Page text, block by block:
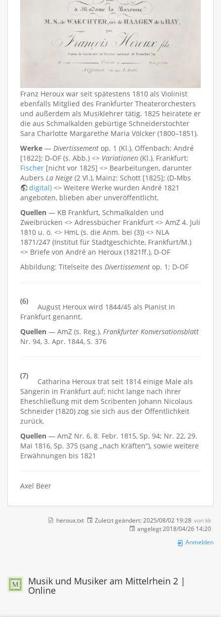
Franz Heroux war seit spätestens 1810 als Violinist
ebenfalls Mitglied des Frankfurter Theaterorchesters
und außerdem als Musiklehrer tätig. 1825 heiratete er
die aus Schmalkalden gebürtige Schneiderstochter
Sara Charlotte Margarethe Maria Völcker (1800–1851).
Werke — Divertissement op. 1 (Kl.), Offenbach: André
[1822]; D-OF (s. Abb.) <> Variationen (Kl.), Frankfurt:
Fischer [nicht vor 1825] <> Bearbeitungen, darunter
Aubers La Neige (2 Vl.), Mainz: Schott [1825]; (D-Mbs
digital) <> Weitere Werke wurden André 1821
angeboten, blieben aber unveröffentlicht.
Quellen — KB Frankfurt, Schmalkalden und
Zweibrücken <> Adressbücher Frankfurt <> AmZ 4. Juli
1810 u. ö. <> HmL (s. die Anm. bei (3)) <> NLA
1871/247 (Institut für Stadtgeschichte, Frankfurt/M.)
<> Briefe von André an Heroux (1821ff.), D-OF
Abbildung: Titelseite des Divertissement op. 1; D-OF
(6)
August Heroux wird 1844/45 als Pianist in
Frankfurt genannt.
Quellen — AmZ (s. Reg.), Frankfurter Konversationsblatt
Nr. 94, 3. Apr. 1844, S. 376
(7)
Catharina Heroux trat seit 1814 einige Male als
Sängerin in Frankfurt auf; nicht lange nach ihrer
Eheschließung mit dem Scribenten Johann Nicolaus
Schneider (1820) zog sie sich aus der Öffentlichkeit
zurück.
Quellen — AmZ Nr. 6, 8. Febr. 1815, Sp. 94; Nr. 22, 29.
Mai 1816, Sp. 375 (sang „nach Kräften“), sowie weitere
Erwähnungen bis 1821
Axel Beer
heroux.txt Zuletzt geändert:2025/08/02 19:28 von kk
angelegt2018/04/26 14:20
Anmelden
Musik und Musiker am Mittelrhein 2 |
Online